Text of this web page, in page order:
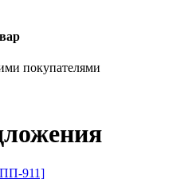
покупателями